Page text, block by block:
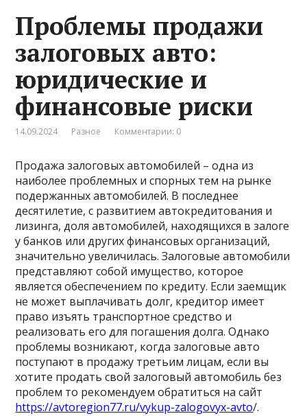
Проблемы продажи
залоговых авто:
юридические и
финансовые риски
14.09.2024 Разное Комментарии: 0
Продажа залоговых автомобилей – одна из
наиболее проблемных и спорных тем на рынке
подержанных автомобилей. В последнее
десятилетие, с развитием автокредитования и
лизинга, доля автомобилей, находящихся в залоге
у банков или других финансовых организаций,
значительно увеличилась. Залоговые автомобили
представляют собой имущество, которое
является обеспечением по кредиту. Если заемщик
не может выплачивать долг, кредитор имеет
право изъять транспортное средство и
реализовать его для погашения долга. Однако
проблемы возникают, когда залоговые авто
поступают в продажу третьим лицам, если вы
хотите продать свой залоговый автомобиль без
проблем то рекомендуем обратиться на сайт
https://avtoregion77.ru/vykup-zalogovyx-avto/.